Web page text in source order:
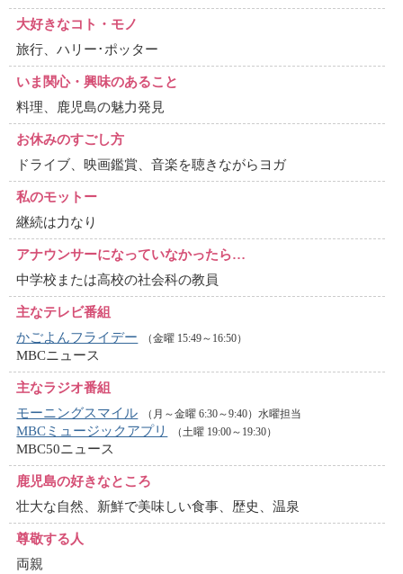
大好きなコト・モノ
旅行、ハリー･ポッター
いま関心・興味のあること
料理、鹿児島の魅力発見
お休みのすごし方
ドライブ、映画鑑賞、音楽を聴きながらヨガ
私のモットー
継続は力なり
アナウンサーになっていなかったら…
中学校または高校の社会科の教員
主なテレビ番組
かごよんフライデー
（金曜 15:49～16:50）
MBCニュース
主なラジオ番組
モーニングスマイル
（月～金曜 6:30～9:40）水曜担当
MBCミュージックアプリ （土曜 19:00～19:30）
MBC50ニュース
鹿児島の好きなところ
壮大な自然、新鮮で美味しい食事、歴史、温泉
尊敬する人
両親